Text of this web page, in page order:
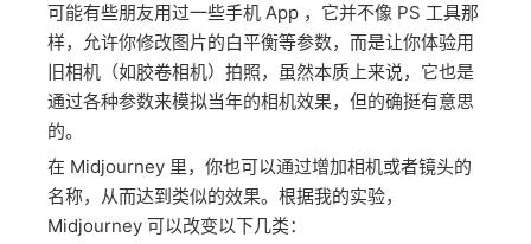
可能有些朋友用过一些手机 App ，它并不像 PS 工具那
样，允许你修改图片的白平衡等参数，而是让你体验用
旧相机（如胶卷相机）拍照，虽然本质上来说，它也是
通过各种参数来模拟当年的相机效果，但的确挺有意思
的。
在 Midjourney 里，你也可以通过增加相机或者镜头的
名称，从而达到类似的效果。根据我的实验，
Midjourney 可以改变以下几类：